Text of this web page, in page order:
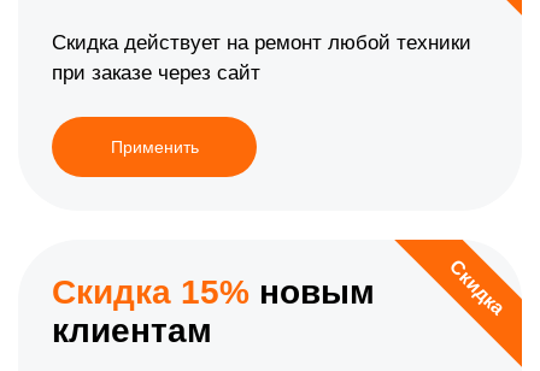
Скидка действует на ремонт любой техники
при заказе через сайт
Применить
Скидка
Скидка 15% новым
клиентам